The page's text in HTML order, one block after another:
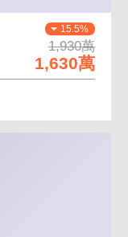
15.5%
1,930萬
1,630萬